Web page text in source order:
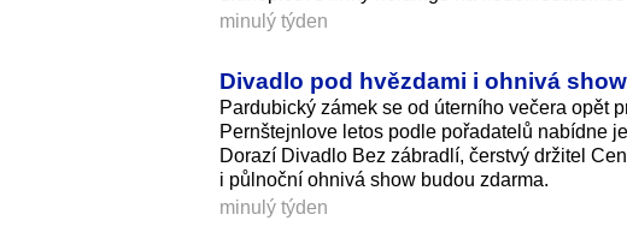
minulý týden
Divadlo pod hvězdami i ohnivá
Pardubický zámek se od úterního večera opět
Pernštejnlove letos podle pořadatelů nabídne
Dorazí Divadlo Bez zábradlí, čerstvý držitel
i půlnoční ohnivá show budou zdarma.
minulý týden